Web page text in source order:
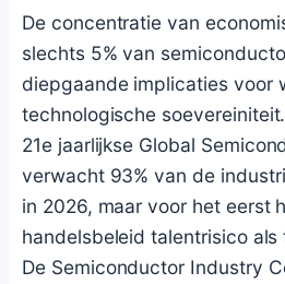
De concentratie van
slechts 5% van
diepgaande implicaties voor
technologische
21e jaarlijkse Global
verwacht 93% van de
in 2026, maar voor het eerst
handelsbeleid talentrisico
De Semiconductor Industry